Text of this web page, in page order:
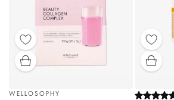
WELLOSOPHY